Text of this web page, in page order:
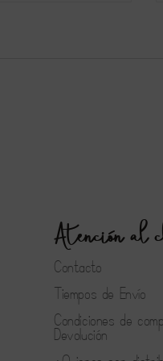
Atención al
Contacto
Tiempos de Envío
Condiciones de
Devolución